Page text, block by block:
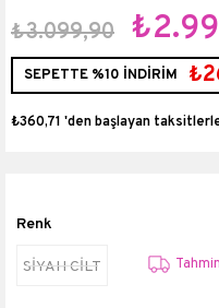
₺3.099,90
SEPETTE %10 İNDİRİM
₺360,71 'den başlayan
Renk
SİYAH CİLT